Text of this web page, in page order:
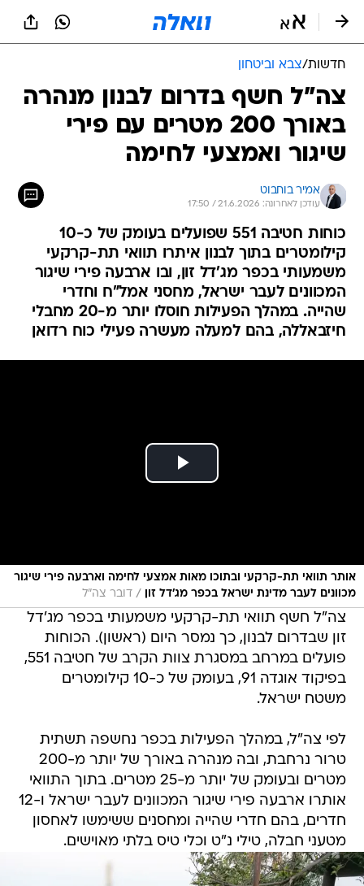
חדשות/צבא וביטחון
צה"ל חשף בדרום לבנון מנהרה
באורך 200 מטרים עם פירי
שיגור ואמצעי לחימה
אמיר בוחבוט
עודכן לאחרונה: 21.6.2026 / 17:50
כוחות חטיבה 551 שפועלים בעומק של כ-10
קילומטרים בתוך לבנון איתרו תוואי תת-קרקעי
משמעותי בכפר מג'דל זון, ובו ארבעה פירי שיגור
המכוונים לעבר ישראל, מחסני אמל"ח וחדרי
שהייה. במהלך הפעילות חוסלו יותר מ-20 מחבלי
חיזבאללה, בהם למעלה מעשרה פעילי כוח רדואן
אותר תוואי תת-קרקעי ובתוכו מאות אמצעי לחימה וארבעה פירי שיגור
מכוונים לעבר מדינת ישראל בכפר מג׳דל זון
/ דובר צה"ל
צה"ל חשף תוואי תת-קרקעי משמעותי בכפר מג'דל
זון שבדרום לבנון, כך נמסר היום (ראשון). הכוחות
פועלים במרחב במסגרת צוות הקרב של חטיבה 551,
בפיקוד אוגדה 91, בעומק של כ-10 קילומטרים
משטח ישראל.
לפי צה"ל, במהלך הפעילות בכפר נחשפה תשתית
טרור נרחבת, ובה מנהרה באורך של יותר מ-200
מטרים ובעומק של יותר מ-25 מטרים. בתוך התוואי
אותרו ארבעה פירי שיגור המכוונים לעבר ישראל ו-12
חדרים, בהם חדרי שהייה ומחסנים ששימשו לאחסון
מטעני חבלה, טילי נ"ט וכלי טיס בלתי מאוישים.